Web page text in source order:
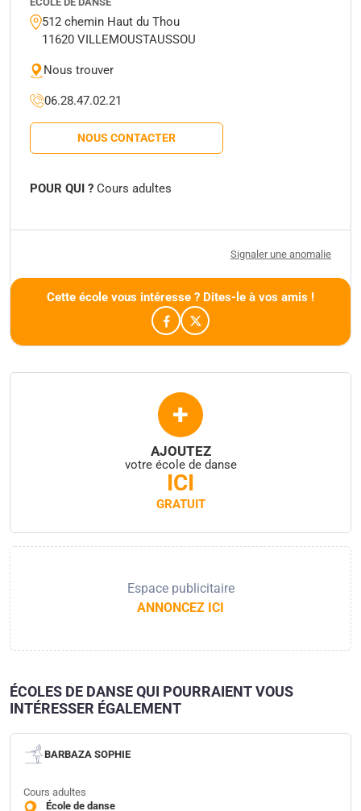
512 chemin Haut du Thou
11620 VILLEMOUSTAUSSOU
Nous trouver
06.28.47.02.21
NOUS CONTACTER
POUR QUI ? Cours adultes
Signaler une anomalie
Cette école vous intéresse ? Dites-le à vos amis !
+
AJOUTEZ
votre école de danse
ICI
GRATUIT
Espace publicitaire
ANNONCEZ ICI
ÉCOLES DE DANSE QUI POURRAIENT VOUS
INTÉRESSER ÉGALEMENT
BARBAZA SOPHIE
Cours adultes
École de danse